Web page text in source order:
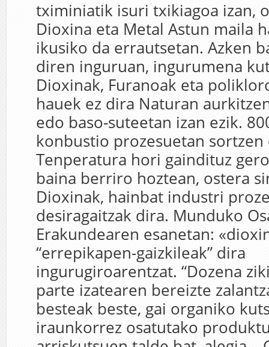
tximiniatik isuri txikiagoa izan,
Dioxina eta Metal Astun maila
ikusiko da errautsetan. Azken
diren inguruan, ingurumena
Dioxinak, Furanoak eta
hauek ez dira Naturan
edo baso-suteetan izan ezik.
konbustio prozesuetan sortzen
Tenperatura hori gaindituz
baina berriro hoztean, ostera
Dioxinak, hainbat industri
desiragaitzak dira. Munduko
Erakundearen esanetan:
“errepikapen-gaizkileak” dira
ingurugiroarentzat. “Dozena
parte izatearen bereizte
besteak beste, gai organiko
iraunkorrez osatutako